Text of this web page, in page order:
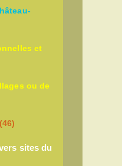
et
ou de
sites du